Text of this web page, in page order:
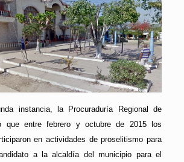
instancia, la Procuraduría Regional de
que entre febrero y octubre de 2015 los
en actividades de proselitismo para
a la alcaldía del municipio para el